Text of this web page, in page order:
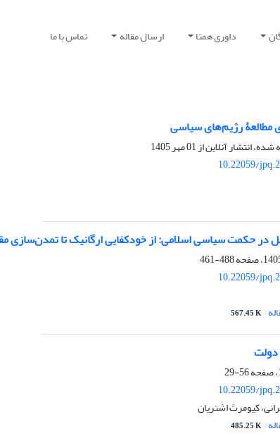
داوری همتا ارسال مقاله تماس با ما
مطالعۀ رژیم‌های سیاسی
شده، انتشار آنلاین از01 مهر 1405
10.22059/
حکمت سیاسی اسلامی: از خودکفایی ارگانیک تا تمدن‌سازی
488-461
10.22059/
567.45 K
دولت
56-29
10.22059/
کیومرث اشتریان
485.25 K